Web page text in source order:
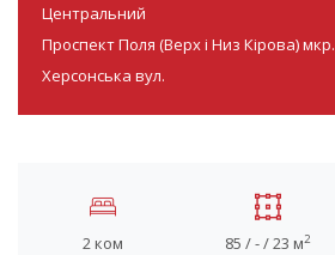
Центральний
Проспект Поля (Верх і Низ Кірова) мкр.
Херсонська вул.
2 ком 85 / - / 23 м2